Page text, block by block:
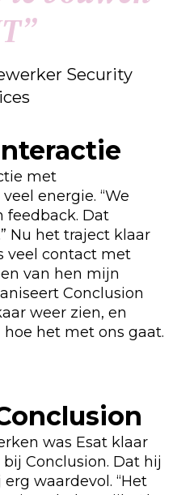
T”
Security
met
energie. “We
feedback. Dat
Nu het traject klaar
veel contact met
van hen mijn
Conclusion
weer zien, en
het met ons gaat.
was Esat klaar
Conclusion. Dat hij
waardevol. “Het